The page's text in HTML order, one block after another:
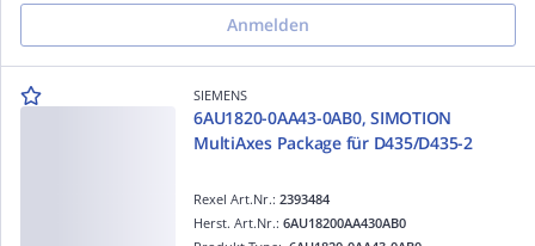
Anmelden
SIEMENS
6AU1820-0AA43-0AB0, SIMOTION
MultiAxes Package für D435/D435-2
Rexel Art.Nr.: 2393484
Herst. Art.Nr.: 6AU18200AA430AB0